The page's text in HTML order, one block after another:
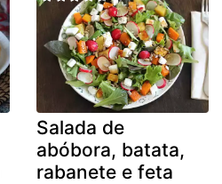
Salada de
abóbora, batata,
rabanete e feta